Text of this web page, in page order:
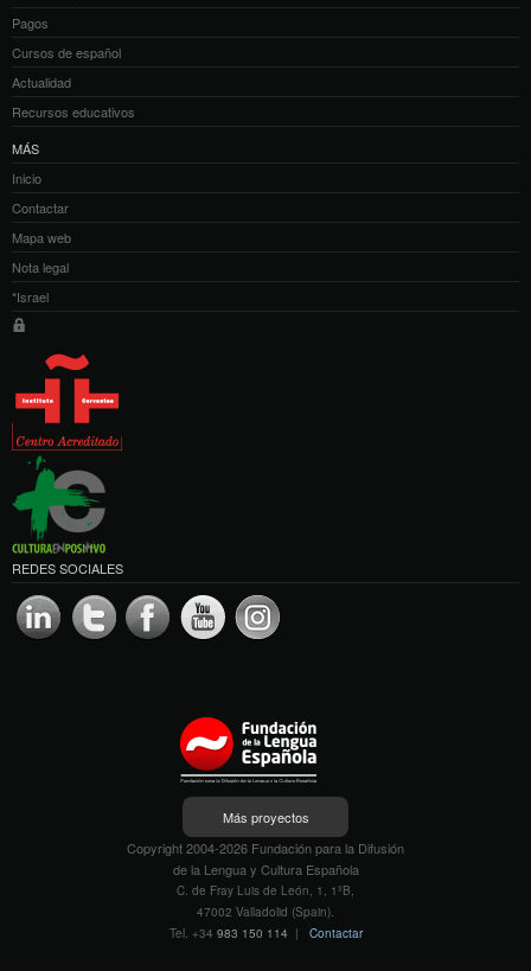
Pagos
Cursos de español
Actualidad
Recursos educativos
MÁS
Inicio
Contactar
Mapa web
Nota legal
*Israel
REDES SOCIALES
Más proyectos
Copyright 2004-2026 Fundación para la Difusión
de la Lengua y Cultura Española
C. de Fray Luis de León, 1, 1ºB,
47002 Valladolid (Spain).
Tel. +34 983 150 114 | Contactar